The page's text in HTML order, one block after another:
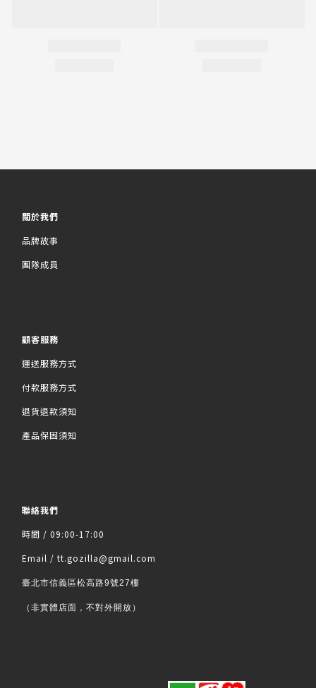
關於我們
品牌故事
團隊成員
顧客服務
運送服務方式
付款服務方式
退貨退款須知
產品保固須知
聯絡我們
時間 / 09:00-17:00
Email / tt.gozilla@gmail.com
臺北市信義區松高路9號27樓
（非實體店面，不對外開放）